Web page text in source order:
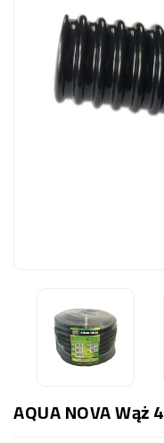
WODNEGO
STAWU
AKWARYSTYKA
AQUA NOVA